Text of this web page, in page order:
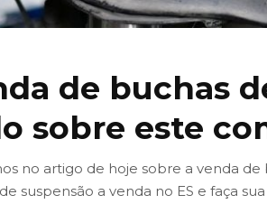
de buchas
sobre este
no artigo de hoje sobre a venda
suspensão a venda no ES e faça